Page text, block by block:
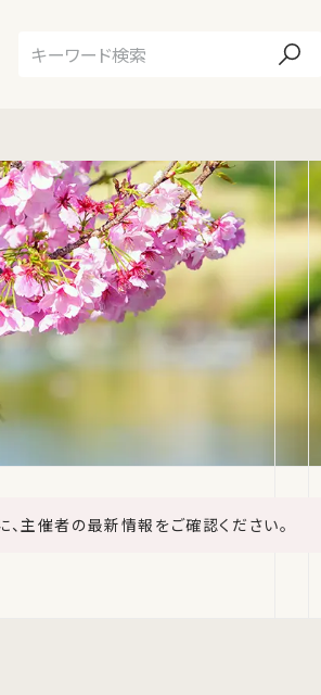
主催者の最新情報をご確認ください。